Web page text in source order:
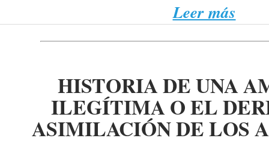
Leer más
HISTORIA DE UNA
ILEGÍTIMA O EL
ASIMILACIÓN DE LOS